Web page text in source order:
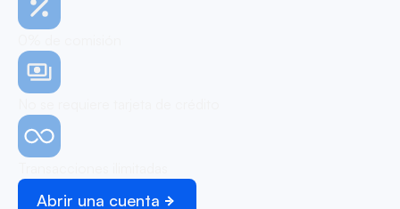
Abrir una cuenta